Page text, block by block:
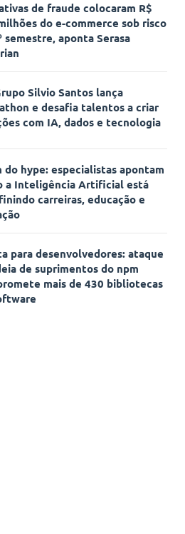
de fraude colocaram R$
do e-commerce sob risco
semestre, aponta Serasa
Silvio Santos lança
e desafia talentos a criar
com IA, dados e tecnologia
do hype: especialistas apontam
a Inteligência Artificial está
carreiras, educação e
para desenvolvedores: ataque
de suprimentos do npm
mais de 430 bibliotecas